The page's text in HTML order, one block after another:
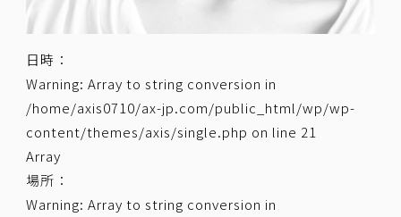
日時：
Warning: Array to string conversion in
/home/axis0710/ax-jp.com/public_html/wp/wp-
content/themes/axis/single.php on line 21
Array
場所：
Warning: Array to string conversion in